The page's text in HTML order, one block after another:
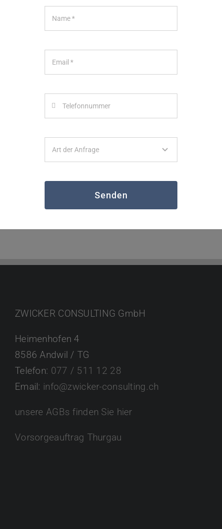
Senden
ZWICKER CONSULTING GmbH
Heimenhofen 4
8586 Andwil / TG
Telefon: 077 / 511 12 28
Email: info@zwicker-consulting.ch
unsere AGBs finden Sie hier
Vorsorgeauftrag Thurgau